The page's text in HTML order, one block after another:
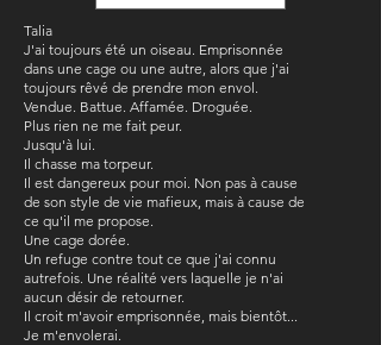
Talia
J'ai toujours été un oiseau. Emprisonnée
dans une cage ou une autre, alors que j'ai
toujours rêvé de prendre mon envol.
Vendue. Battue. Affamée. Droguée.
Plus rien ne me fait peur.
Jusqu'à lui.
Il chasse ma torpeur.
Il est dangereux pour moi. Non pas à cause
de son style de vie mafieux, mais à cause de
ce qu'il me propose.
Une cage dorée.
Un refuge contre tout ce que j'ai connu
autrefois. Une réalité vers laquelle je n'ai
aucun désir de retourner.
Il croit m'avoir emprisonnée, mais bientôt...
Je m'envolerai.